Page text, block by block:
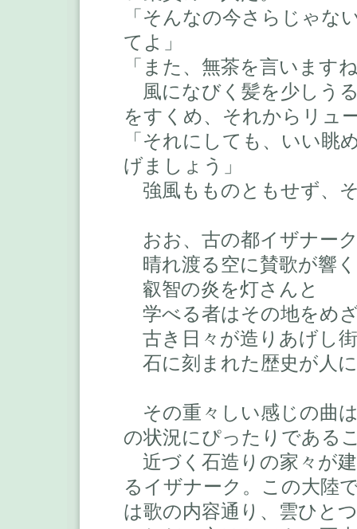
「そんなの今さらじゃな
てよ」
「また、無茶を言います
風になびく髪を少しう
をすくめ、それからリュ
「それにしても、いい眺
げましょう」
強風もものともせず、
おお、古の都イザナー
晴れ渡る空に賛歌が響く
叡智の炎を灯さんと
学べる者はその地をめ
古き日々が造りあげし
石に刻まれた歴史が人
その重々しい感じの曲
の状況にぴったりである
近づく石造りの家々が
るイザナーク。この大陸
は歌の内容通り、雲ひと